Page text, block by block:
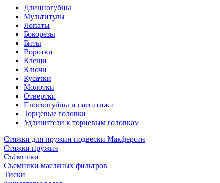
Длинногубцы
Мультитулы
Лопаты
Бокорезы
Биты
Воротки
Клещи
Ключи
Кусачки
Молотки
Отвертки
Плоскогубцы и пассатижи
Торцевые головки
Удлинители к торцевым головкам
Стяжки для пружин подвески Макферсон
Стяжки пружин
Съёмники
Съемники масляных фильтров
Тиски